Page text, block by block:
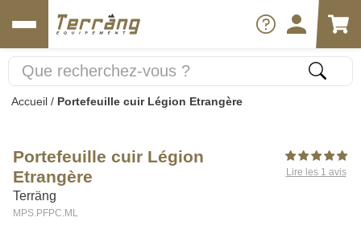
Accueil / Portefeuille cuir Légion Etrangère
Portefeuille cuir Légion
Etrangère
Terräng
MPS.PFPC.ML
Lire les 1 avis